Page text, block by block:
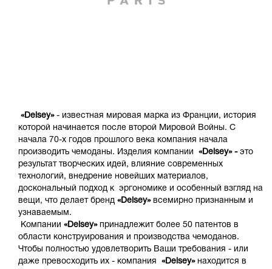
«Delsey»- известная мировая марка из Франции, история
которой начинается после второй Мировой Войны. С
начала 70-х годов прошлого века компания начала
производить чемоданы. Изделия компании «Delsey» - это
результат творческих идей, влияние современных
технологий, внедрение новейших материалов,
доскональный подход к эргономике и особенный взгляд на
вещи, что делает бренд «Delsey»всемирно признанным и
узнаваемым.
Компании «Delsey» принадлежит более 50 патентов в
области конструирования и производства чемоданов.
Чтобы полностью удовлетворить Ваши требования - или
даже превосходить их - компания «Delsey»находится в